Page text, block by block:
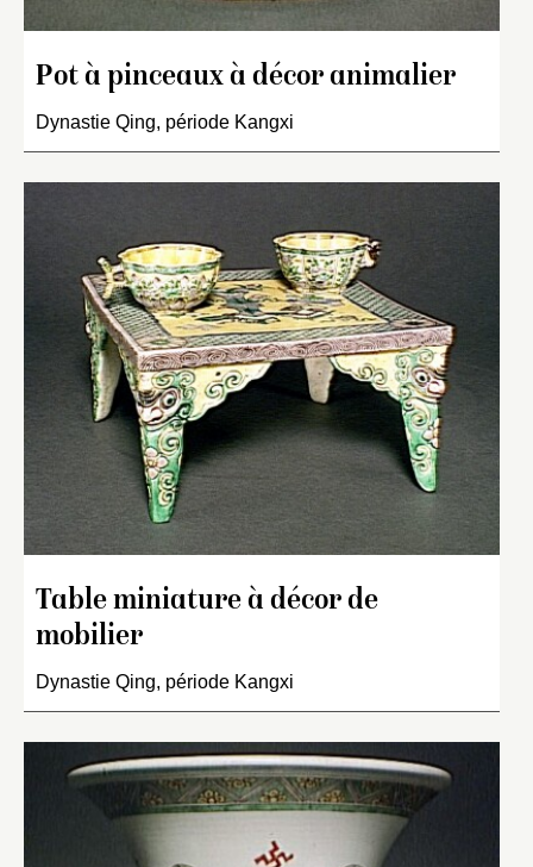
Pot à pinceaux à décor animalier
Dynastie Qing, période Kangxi
Table miniature à décor de
mobilier
Dynastie Qing, période Kangxi